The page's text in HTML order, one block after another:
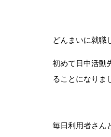
どんまいに就職
初めて日中活動
ることになりま
毎日利用者さん